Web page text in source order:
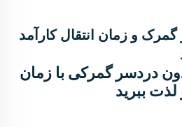
و زمان انتقال کارآمد
دردسر گمرکی با زمان
لذت ببرید